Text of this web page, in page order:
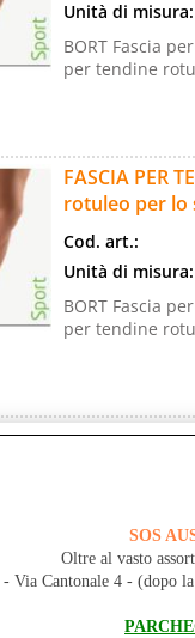
Unità di misura:
BORT Fascia
per tendine
FASCIA PER
rotuleo per lo
Cod. art.:
Unità di misura:
BORT Fascia
per tendine
FASCIA PER
Unità di misura:
BORT Fascia
per tendine
SOS
Oltre al vasto
- Via Cantonale 4 - (dopo